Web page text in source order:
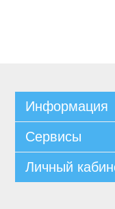
Информация
Сервисы
Личный